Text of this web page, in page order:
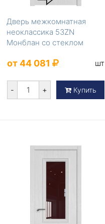
Дверь межкомнатная
неоклассика 53ZN
Монблан со стеклом
от 44 081 шт
- + Купить